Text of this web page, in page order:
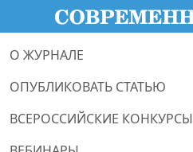
О ЖУРНАЛЕ
ОПУБЛИКОВАТЬ СТАТЬЮ
ВСЕРОССИЙСКИЕ КОНКУРСЫ